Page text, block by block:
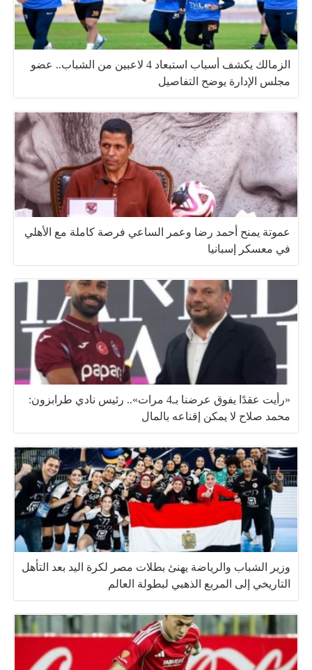
الزمالك يكشف أسباب استبعاد 4 لاعبين من الشباب.. عضو
مجلس الإدارة يوضح التفاصيل
عموتة يمنح أحمد رضا وعمر الساعي فرصة كاملة مع الأهلي
في معسكر إسبانيا
«رأيت عقدًا يفوق عرضنا بـ4 مرات».. رئيس نادي طرابزون:
محمد صلاح لا يمكن إقناعه بالمال
وزير الشباب والرياضة يهنئ بطلات مصر لكرة اليد بعد التأهل
التاريخي إلى المربع الذهبي لبطولة العالم